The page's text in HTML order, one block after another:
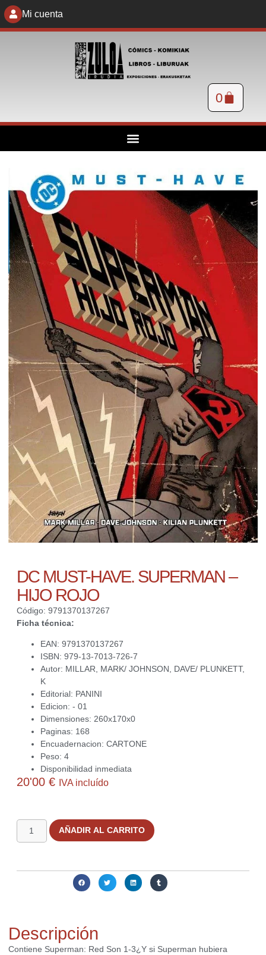
Mi cuenta
0
DC MUST-HAVE. SUPERMAN –
HIJO ROJO
Código: 9791370137267
Ficha técnica:
EAN: 9791370137267
ISBN: 979-13-7013-726-7
Autor: MILLAR, MARK/ JOHNSON, DAVE/ PLUNKETT,
K
Editorial: PANINI
Edicion: - 01
Dimensiones: 260x170x0
Paginas: 168
Encuadernacion: CARTONE
Peso: 4
Disponibilidad inmediata
20'00 € IVA incluído
AÑADIR AL CARRITO
Descripción
Contiene Superman: Red Son 1-3¿Y si Superman hubiera